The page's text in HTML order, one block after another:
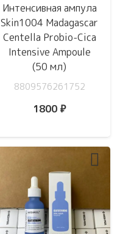
Интенсивная ампула
Skin1004 Madagascar
Centella Probio-Cica
Intensive Ampoule
(50 мл)
8809576261752
1800 ₽